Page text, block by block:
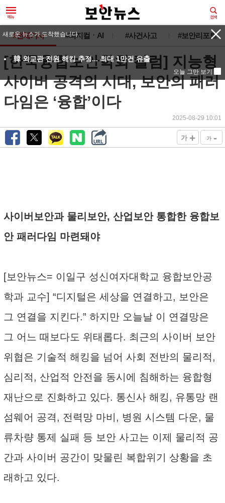
#전체기사 #피지컬ㆍAI #사건사고 #보안리포트
[한국융합보안학회 칼럼] 지능형
사이버 공격의 시대, 보안의 패러
다임은 ‘융합’이다
2025-08-29 10:01
가 + 가 -
사이버보안과 물리보안, 산업보안 통합한 융합보
안 패러다임 마련돼야
[보안뉴스= 이일구 성신여자대학교 융합보안공
학과 교수] “디지털은 세상을 연결하고, 보안은
그 연결을 지킨다.” 하지만 오늘날 이 연결망은
그 어느 때보다도 위태롭다. 최근의 사이버 보안
위협은 기술적 해킹을 넘어 사회 전반의 물리적,
심리적, 산업적 안전을 동시에 침해하는 융합형
재난으로 진화하고 있다. 통신사 해킹, 유통망 랜
섬웨어 공격, 전력망 마비, 병원 시스템 다운, 물
류차량 통제 실패 등 보안 사고는 이제 물리적 공
간과 사이버 공간이 맞물린 복합위기 상황을 초
래하고 있다.
새로운 뉴스가 도착했습니다.
韓 외교관 전원 해킹 추정... 최대 1만건 유출
오늘 그만 보기